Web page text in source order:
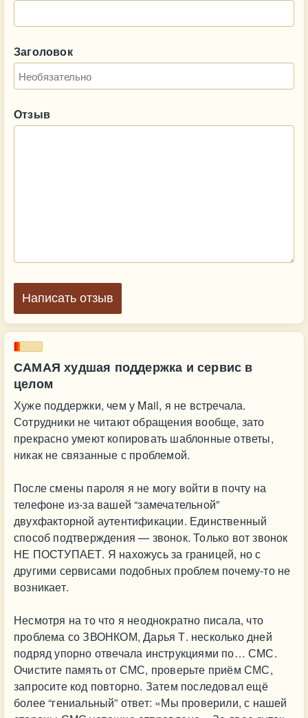
САМАЯ худшая поддержка и сервис в
целом
Хуже поддержки, чем у Mail, я не встречала.
Сотрудники не читают обращения вообще, зато
прекрасно умеют копировать шаблонные ответы,
никак не связанные с проблемой.
После смены пароля я не могу войти в почту на
телефоне из-за вашей “замечательной”
двухфакторной аутентификации. Единственный
способ подтверждения — звонок. Только вот звонок
НЕ ПОСТУПАЕТ. Я нахожусь за границей, но с
другими сервисами подобных проблем почему-то не
возникает.
Несмотря на то что я неоднократно писала, что
проблема со ЗВОНКОМ, Дарья Т. несколько дней
подряд упорно отвечала инструкциями по… СМС.
Очистите память от СМС, проверьте приём СМС,
запросите код повторно. Затем последовал ещё
более “гениальный” ответ: «Мы проверили, с нашей
Заголовок
Отзыв
Написать отзыв